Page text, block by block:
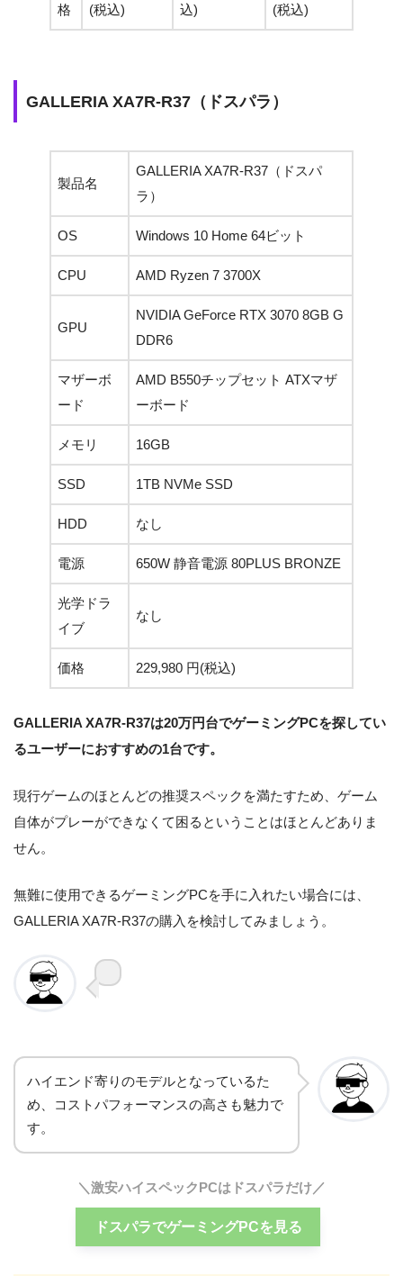
格
(税込)
込)
(税込)
GALLERIA XA7R-R37（ドスパラ）
製品名
GALLERIA XA7R-R37（ドスパ
ラ）
OS Windows 10 Home 64ビット
CPU AMD Ryzen 7 3700X
GPU
NVIDIA GeForce RTX 3070 8GB G
DDR6
マザーボ
ード
AMD B550チップセット ATXマザ
ーボード
メモリ 16GB
SSD 1TB NVMe SSD
HDD なし
電源 650W 静音電源 80PLUS BRONZE
光学ドラ
イブ
なし
価格 229,980 円(税込)
GALLERIA XA7R-R37は20万円台でゲーミングPCを探してい
るユーザーにおすすめの1台です。
現行ゲームのほとんどの推奨スペックを満たすため、ゲーム
自体がプレーができなくて困るということはほとんどありま
せん。
無難に使用できるゲーミングPCを手に入れたい場合には、
GALLERIA XA7R-R37の購入を検討してみましょう。
ハイエンド寄りのモデルとなっているた
め、コストパフォーマンスの高さも魅力で
す。
＼激安ハイスペックPCはドスパラだけ／
ドスパラでゲーミングPCを見る